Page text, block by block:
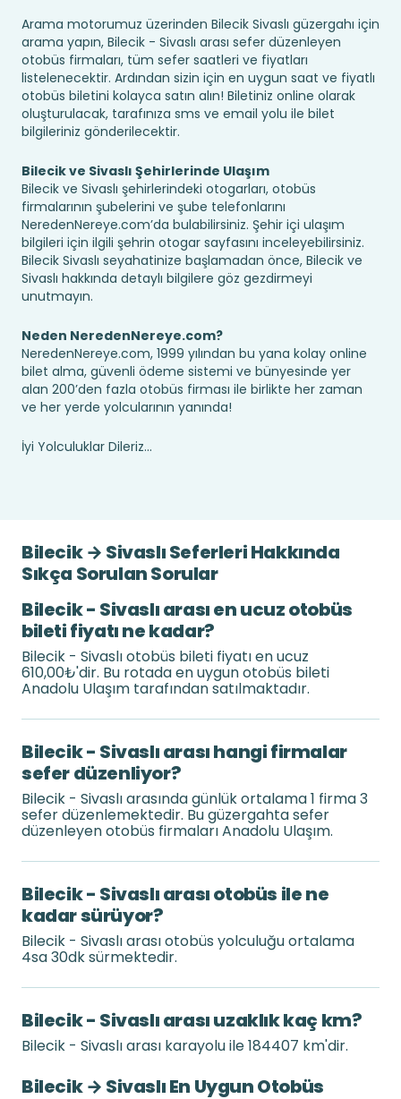
Arama motorumuz üzerinden Bilecik Sivaslı güzergahı için
arama yapın, Bilecik - Sivaslı arası sefer düzenleyen
otobüs firmaları, tüm sefer saatleri ve fiyatları
listelenecektir. Ardından sizin için en uygun saat ve fiyatlı
otobüs biletini kolayca satın alın! Biletiniz online olarak
oluşturulacak, tarafınıza sms ve email yolu ile bilet
bilgileriniz gönderilecektir.
Bilecik ve Sivaslı Şehirlerinde Ulaşım
Bilecik ve Sivaslı şehirlerindeki otogarları, otobüs
firmalarının şubelerini ve şube telefonlarını
NeredenNereye.com’da bulabilirsiniz. Şehir içi ulaşım
bilgileri için ilgili şehrin otogar sayfasını inceleyebilirsiniz.
Bilecik Sivaslı seyahatinize başlamadan önce, Bilecik ve
Sivaslı hakkında detaylı bilgilere göz gezdirmeyi
unutmayın.
Neden NeredenNereye.com?
NeredenNereye.com, 1999 yılından bu yana kolay online
bilet alma, güvenli ödeme sistemi ve bünyesinde yer
alan 200’den fazla otobüs firması ile birlikte her zaman
ve her yerde yolcularının yanında!
İyi Yolculuklar Dileriz...
Bilecik → Sivaslı Seferleri Hakkında
Sıkça Sorulan Sorular
Bilecik - Sivaslı arası en ucuz otobüs
bileti fiyatı ne kadar?
Bilecik - Sivaslı otobüs bileti fiyatı en ucuz
610,00₺'dir. Bu rotada en uygun otobüs bileti
Anadolu Ulaşım tarafından satılmaktadır.
Bilecik - Sivaslı arası hangi firmalar
sefer düzenliyor?
Bilecik - Sivaslı arasında günlük ortalama 1 firma 3
sefer düzenlemektedir. Bu güzergahta sefer
düzenleyen otobüs firmaları Anadolu Ulaşım.
Bilecik - Sivaslı arası otobüs ile ne
kadar sürüyor?
Bilecik - Sivaslı arası otobüs yolculuğu ortalama
4sa 30dk sürmektedir.
Bilecik - Sivaslı arası uzaklık kaç km?
Bilecik - Sivaslı arası karayolu ile 184407 km'dir.
Bilecik → Sivaslı En Uygun Otobüs